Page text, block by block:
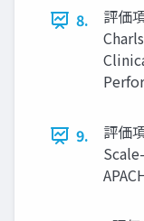
8.
評価
9.
評価